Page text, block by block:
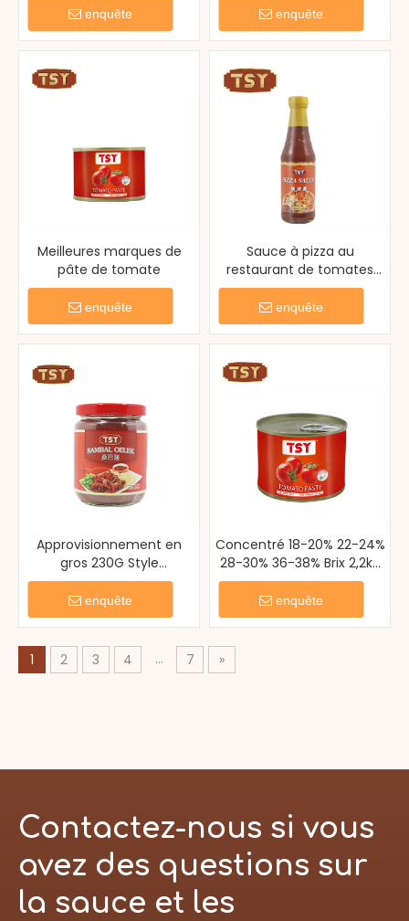
enquête
aliments halal
enquête
Meilleures marques de
pâte de tomate
enquête
Sauce à pizza au
restaurant de tomates
frais en gros
enquête
Approvisionnement en
gros 230G Style
indonésien Spicy
savoureux Sambal Oelek
enquête
Concentré 18-20% 22-24%
28-30% 36-38% Brix 2,2kg
Pâte de Tomate Ketchup
enquête
1 2 3 4 ... 7 »
Contactez-nous si vous
avez des questions sur
la sauce et les